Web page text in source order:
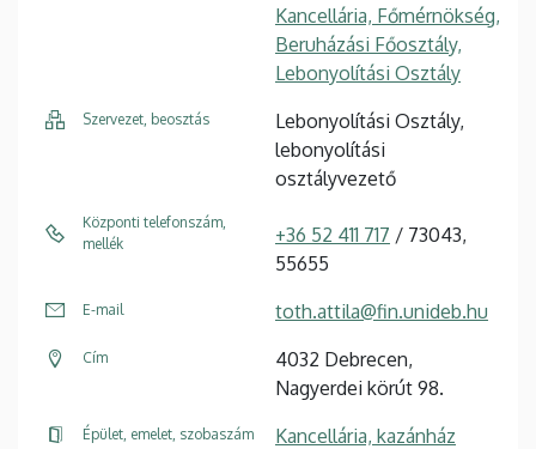
Kancellária, Főmérnökség,
Beruházási Főosztály,
Lebonyolítási Osztály
Szervezet, beosztás
Lebonyolítási Osztály,
lebonyolítási
osztályvezető
Központi telefonszám,
mellék
+36 52 411 717 / 73043,
55655
E-mail toth.attila@fin.unideb.hu
Cím
4032 Debrecen,
Nagyerdei körút 98.
Épület, emelet, szobaszám
Kancellária, kazánház